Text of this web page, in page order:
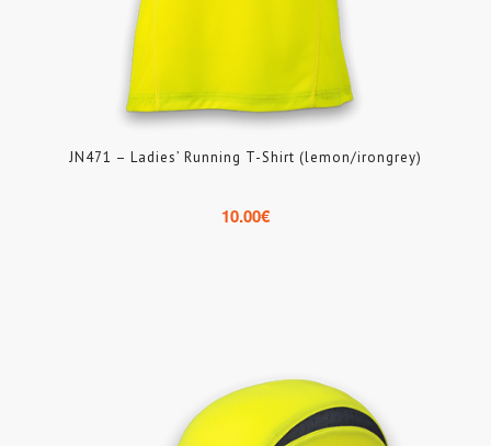
JN471 – Ladies’ Running T-Shirt (lemon/irongrey)
10.00€